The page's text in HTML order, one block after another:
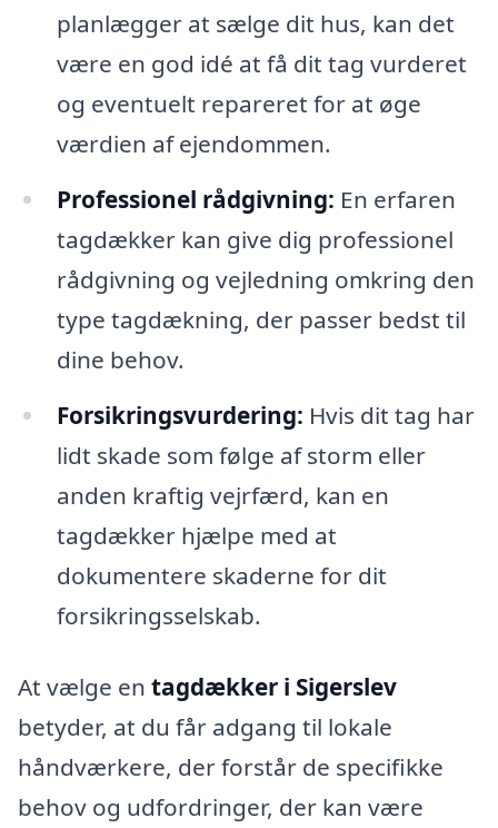
planlægger at sælge dit hus, kan det
være en god idé at få dit tag vurderet
og eventuelt repareret for at øge
værdien af ejendommen.
Professionel rådgivning: En erfaren
tagdækker kan give dig professionel
rådgivning og vejledning omkring den
type tagdækning, der passer bedst til
dine behov.
Forsikringsvurdering: Hvis dit tag har
lidt skade som følge af storm eller
anden kraftig vejrfærd, kan en
tagdækker hjælpe med at
dokumentere skaderne for dit
forsikringsselskab.
At vælge en tagdækker i Sigerslev
betyder, at du får adgang til lokale
håndværkere, der forstår de specifikke
behov og udfordringer, der kan være